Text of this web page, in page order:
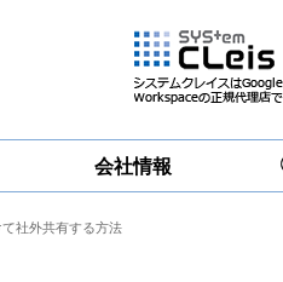
Google
会社情報
社外共有する方法